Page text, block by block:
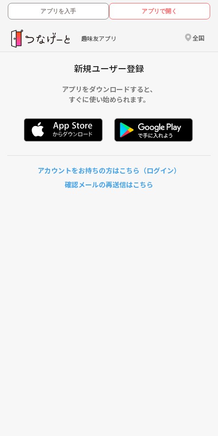
アプリを入手 アプリで開く
趣味友アプリ 全国
新規ユーザー登録
アプリをダウンロードすると、
すぐに使い始められます。
アカウントをお持ちの方はこちら（ログイン）
確認メールの再送信はこちら